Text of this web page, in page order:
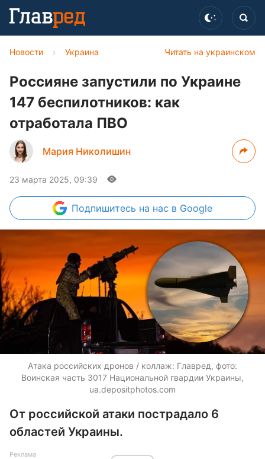
Читать на украинском
Новости › Украина
Россияне запустили по Украине
147 беспилотников: как
отработала ПВО
Мария Николишин
23 марта 2025, 09:39
Подпишитесь на нас в Google
Атака российских дронов / коллаж: Главред, фото:
Воинская часть 3017 Национальной гвардии Украины,
ua.depositphotos.com
От российской атаки пострадало 6
областей Украины.
Реклама